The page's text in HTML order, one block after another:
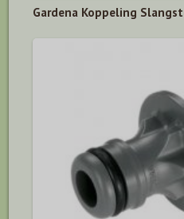
Gardena Koppeling